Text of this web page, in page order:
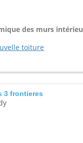
des murs
toiture
3 frontieres